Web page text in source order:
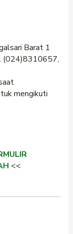
Barat 1
(024)8310657,
mengikuti
<<